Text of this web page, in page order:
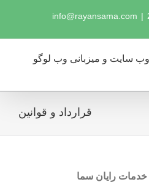
|
info@rayansama.com
قرارداد و قوانین
خدمات رایان سما